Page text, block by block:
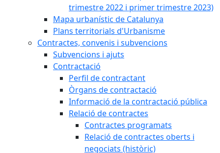
trimestre 2022 i primer trimestre 2023)
Mapa urbanístic de Catalunya
Plans territorials d'Urbanisme
Contractes, convenis i subvencions
Subvencions i ajuts
Contractació
Perfil de contractant
Òrgans de contractació
Informació de la contractació pública
Relació de contractes
Contractes programats
Relació de contractes oberts i
negociats (històric)